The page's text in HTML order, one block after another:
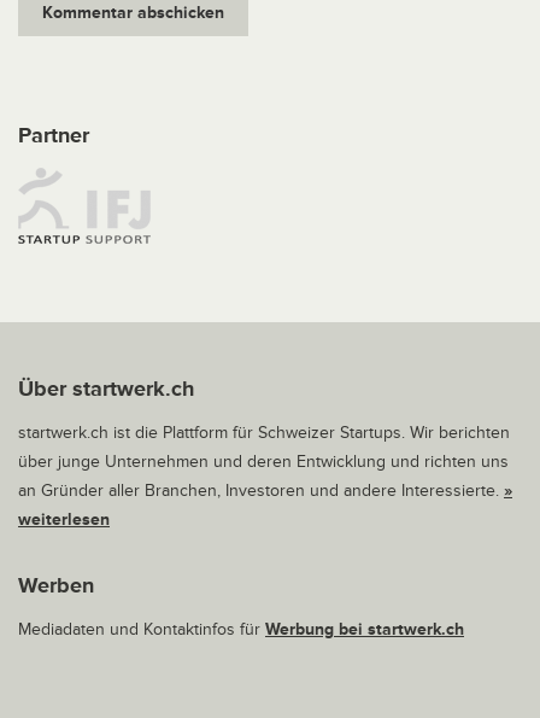
Partner
Über startwerk.ch
startwerk.ch ist die Plattform für Schweizer Startups. Wir berichten
über junge Unternehmen und deren Entwicklung und richten uns
an Gründer aller Branchen, Investoren und andere Interessierte. »
weiterlesen
Werben
Mediadaten und Kontaktinfos für Werbung bei startwerk.ch